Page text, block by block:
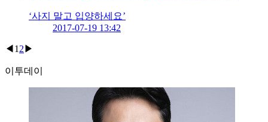
‘사지 말고 입양하세요’
2017-07-19 13:42
◀ 1 2 ▶
이투데이